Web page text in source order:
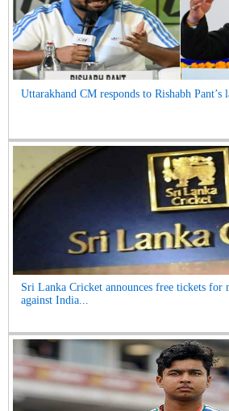
Uttarakhand CM responds to Rishabh Pant’s
Sri Lanka Cricket announces free tickets for
against India...